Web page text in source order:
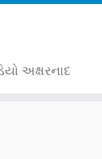
અક્ષરનાદ